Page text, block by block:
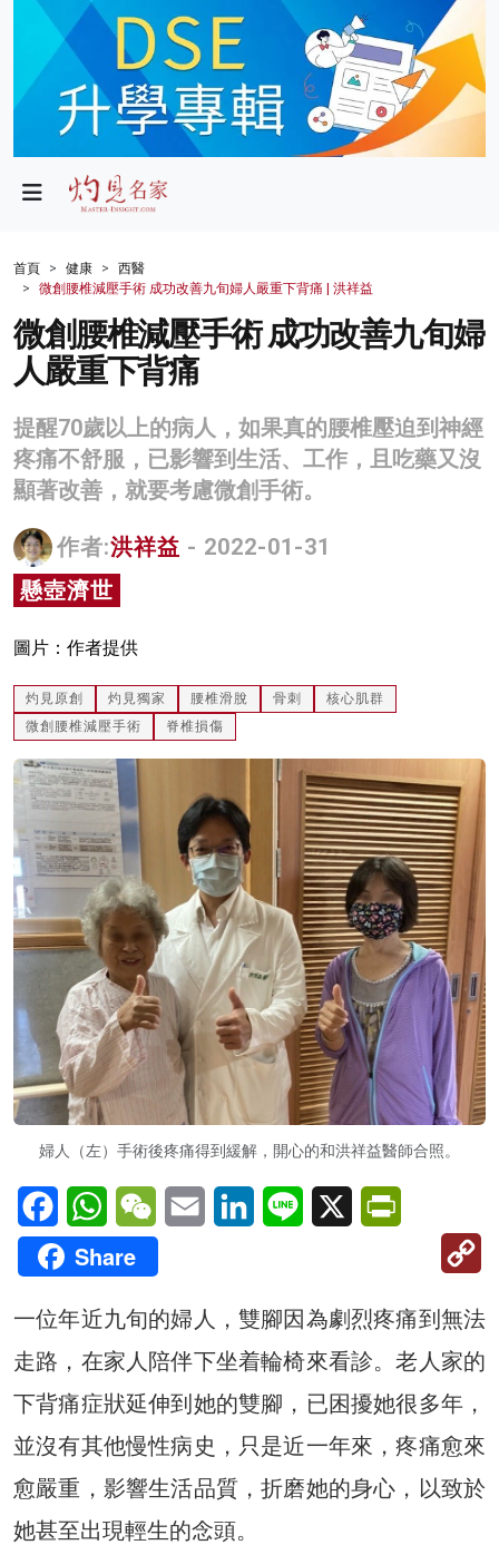
政局
財經
生活
健康
商業
科技
影片
名家榜
灼見活動
首頁 健康
西醫
微創腰椎減壓手術 成功改善九旬婦人嚴重下背痛 | 洪祥益
微創腰椎減壓手術 成功改善九旬婦
人嚴重下背痛
提醒70歲以上的病人，如果真的腰椎壓迫到神經
疼痛不舒服，已影響到生活、工作，且吃藥又沒
顯著改善，就要考慮微創手術。
作者:洪祥益 - 2022-01-31
懸壺濟世
圖片：作者提供
灼見原創 灼見獨家 腰椎滑脫 骨刺
核心肌群
微創腰椎減壓手術
脊椎損傷
婦人（左）手術後疼痛得到緩解，開心的和洪祥益醫師合照。
FacebookWhatsAppWeChatEmail LinkedInLine X
Share
一位年近九旬的婦人，雙腳因為劇烈疼痛到無法
走路，在家人陪伴下坐着輪椅來看診。老人家的
下背痛症狀延伸到她的雙腳，已困擾她很多年，
並沒有其他慢性病史，只是近一年來，疼痛愈來
愈嚴重，影響生活品質，折磨她的身心，以致於
她甚至出現輕生的念頭。